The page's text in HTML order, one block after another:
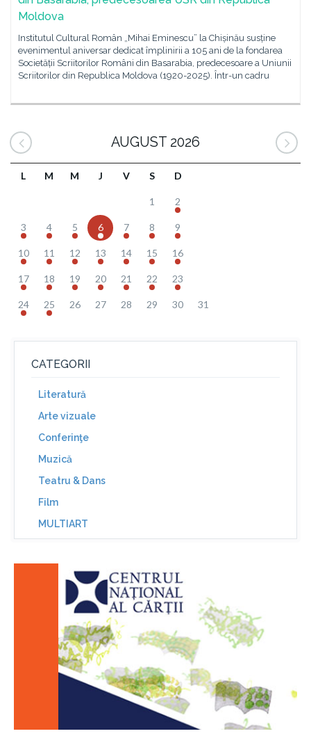
Moldova
Institutul Cultural Român „Mihai Eminescu” la Chișinău susține
evenimentul aniversar dedicat împlinirii a 105 ani de la fondarea
Societății Scriitorilor Români din Basarabia, predecesoare a Uniunii
Scriitorilor din Republica Moldova (1920-2025). Într-un cadru
AUGUST 2026
L M M J V S D
1 2
3 4 5 6 7 8 9
10 11 12 13 14 15 16
17 18 19 20 21 22 23
24 25 26 27 28 29 30 31
CATEGORII
Literatură
Arte vizuale
Conferinţe
Muzică
Teatru & Dans
Film
MULTIART